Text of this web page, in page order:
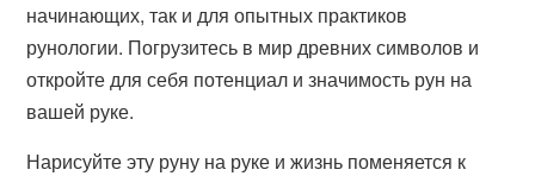
начинающих, так и для опытных практиков
рунологии. Погрузитесь в мир древних символов и
откройте для себя потенциал и значимость рун на
вашей руке.
Нарисуйте эту руну на руке и жизнь поменяется к